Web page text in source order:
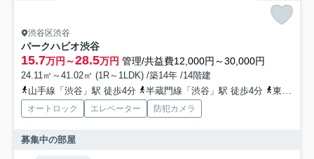
渋谷区渋谷
パークハビオ渋谷
15.7万円～28.5万円 管理/共益費12,000円～30,000円
24.11㎡～41.02㎡ (1R～1LDK) /築14年 /14階建
山手線「渋谷」駅 徒歩4分
半蔵門線「渋谷」駅 徒歩4分 東急田園都市線「渋谷」駅 徒歩5分
オートロック エレベーター 防犯カメラ
募集中の部屋